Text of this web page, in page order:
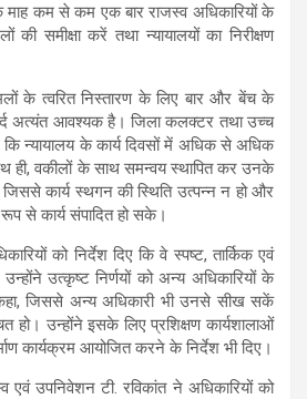
कम से कम एक बार राजस्व अधिकारियों के
समीक्षा करें तथा न्यायालयों का निरीक्षण
के त्वरित निस्तारण के लिए बार और बेंच के
अत्यंत आवश्यक है। जिला कलक्टर तथा उच्च
न्यायालय के कार्य दिवसों में अधिक से अधिक
ही, वकीलों के साथ समन्वय स्थापित कर उनके
जिससे कार्य स्थगन की स्थिति उत्पन्न न हो और
रूप से कार्य संपादित हो सके।
को निर्देश दिए कि वे स्पष्ट, तार्किक एवं
उन्होंने उत्कृष्ट निर्णयों को अन्य अधिकारियों के
जिससे अन्य अधिकारी भी उनसे सीख सकें
हो। उन्होंने इसके लिए प्रशिक्षण कार्यशालाओं
कार्यक्रम आयोजित करने के निर्देश भी दिए।
उपनिवेशन टी. रविकांत ने अधिकारियों को